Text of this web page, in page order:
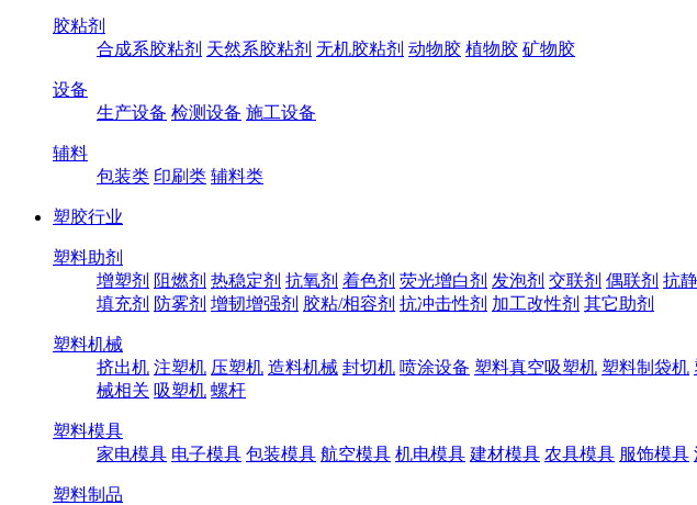
胶粘剂
合成系胶粘剂 天然系胶粘剂 无机胶粘剂 动物胶 植物胶 矿物胶
设备
生产设备 检测设备 施工设备
辅料
包装类 印刷类 辅料类
塑胶行业
塑料助剂
增塑剂 阻燃剂 热稳定剂 抗氧剂 着色剂 荧光增白剂 发泡剂 交联剂 偶联剂 抗
填充剂 防雾剂 增韧增强剂 胶粘/相容剂 抗冲击性剂 加工改性剂 其它助剂
塑料机械
挤出机 注塑机 压塑机 造料机械 封切机 喷涂设备 塑料真空吸塑机 塑料制袋机
械相关 吸塑机 螺杆
塑料模具
家电模具 电子模具 包装模具 航空模具 机电模具 建材模具 农具模具 服饰模具
塑料制品